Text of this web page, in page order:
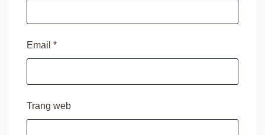
Email *
Trang web